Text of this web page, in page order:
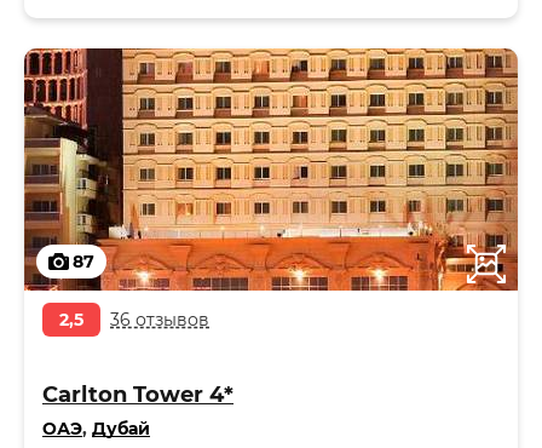
87
2,5 36 отзывов
Carlton Tower 4*
ОАЭ, Дубай